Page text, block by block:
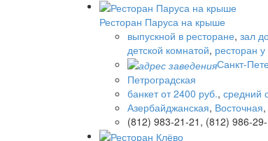
Ресторан Паруса на крыше
выпускной в ресторане, зал
детской комнатой, ресторан
Санкт-
Петроградская
банкет от 2400 руб., средний
Азербайджанская, Восточная,
(812) 983-21-21, (812) 986-